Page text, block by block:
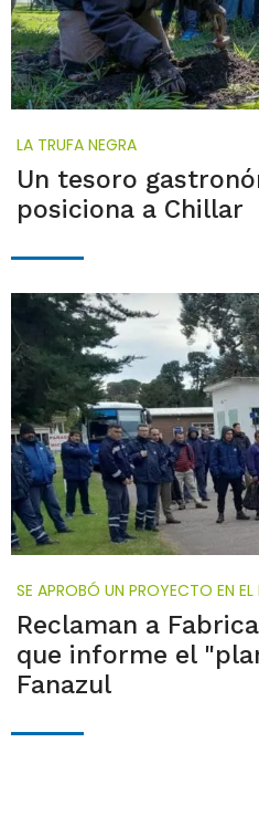
LA TRUFA NEGRA
Un tesoro
posiciona a Chillar
SE APROBÓ UN PROYECTO EN
Reclaman a
que informe el
Fanazul